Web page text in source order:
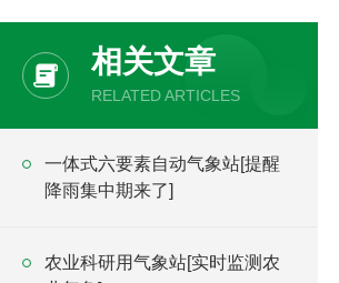
相关文章
RELATED ARTICLES
一体式六要素自动气象站[提醒
降雨集中期来了]
农业科研用气象站[实时监测农